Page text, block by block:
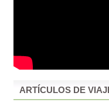
ARTÍCULOS DE